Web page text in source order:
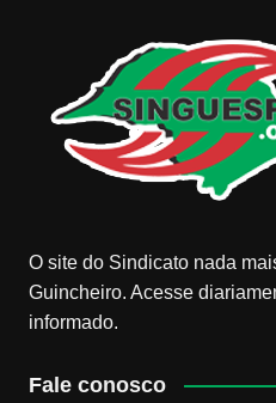
O site do Sindicato nada
Guincheiro. Acesse
informado.
Fale conosco